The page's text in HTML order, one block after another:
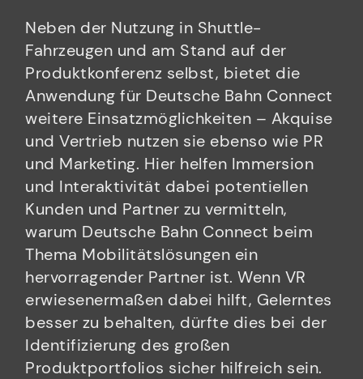
Neben der Nutzung in Shuttle-
Fahrzeugen und am Stand auf der
Produktkonferenz selbst, bietet die
Anwendung für Deutsche Bahn Connect
weitere Einsatzmöglichkeiten – Akquise
und Vertrieb nutzen sie ebenso wie PR
und Marketing. Hier helfen Immersion
und Interaktivität dabei potentiellen
Kunden und Partner zu vermitteln,
warum Deutsche Bahn Connect beim
Thema Mobilitätslösungen ein
hervorragender Partner ist. Wenn VR
erwiesenermaßen dabei hilft, Gelerntes
besser zu behalten, dürfte dies bei der
Identifizierung des großen
Produktportfolios sicher hilfreich sein.